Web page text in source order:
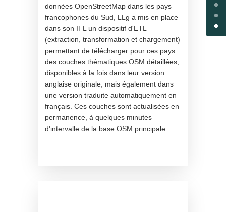
données OpenStreetMap dans les pays
francophones du Sud, LLg a mis en place
dans son IFL un dispositif d'ETL
(extraction, transformation et chargement)
permettant de télécharger pour ces pays
des couches thématiques OSM détaillées,
disponibles à la fois dans leur version
anglaise originale, mais également dans
une version traduite automatiquement en
français. Ces couches sont actualisées en
permanence, à quelques minutes
d'intervalle de la base OSM principale.